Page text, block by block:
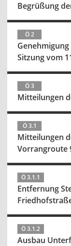
Begrüßung
Ö 2
Sitzung vom
Ö 3
Mitteilungen
Ö 3.1
Mitteilungen
Vorrangroute
Ö 3.1.1
Entfernung
Ö 3.1.2
Ausbau